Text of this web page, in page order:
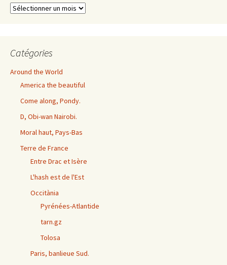
Archives
Catégories
Around the World
America the beautiful
Come along, Pondy.
D, Obi-wan Nairobi.
Moral haut, Pays-Bas
Terre de France
Entre Drac et Isère
L'hash est de l'Est
Occitània
Pyrénées-Atlantide
tarn.gz
Tolosa
Paris, banlieue Sud.